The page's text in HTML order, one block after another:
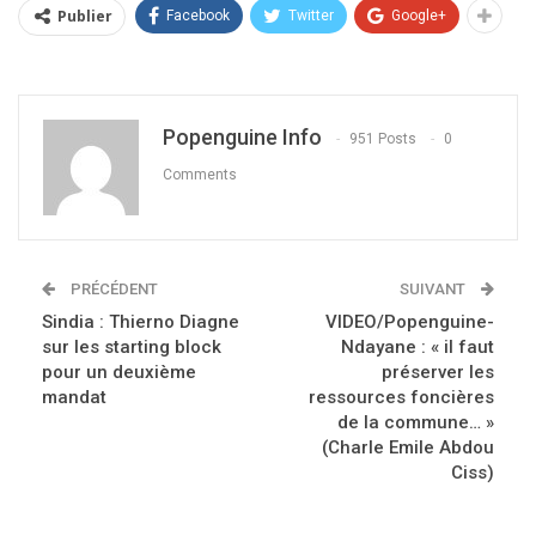
Publier Facebook Twitter Google+
Popenguine Info 951 Posts 0
Comments
PRÉCÉDENT
Sindia : Thierno Diagne
sur les starting block
pour un deuxième
mandat
SUIVANT
VIDEO/Popenguine-
Ndayane : « il faut
préserver les
ressources foncières
de la commune… »
(Charle Emile Abdou
Ciss)